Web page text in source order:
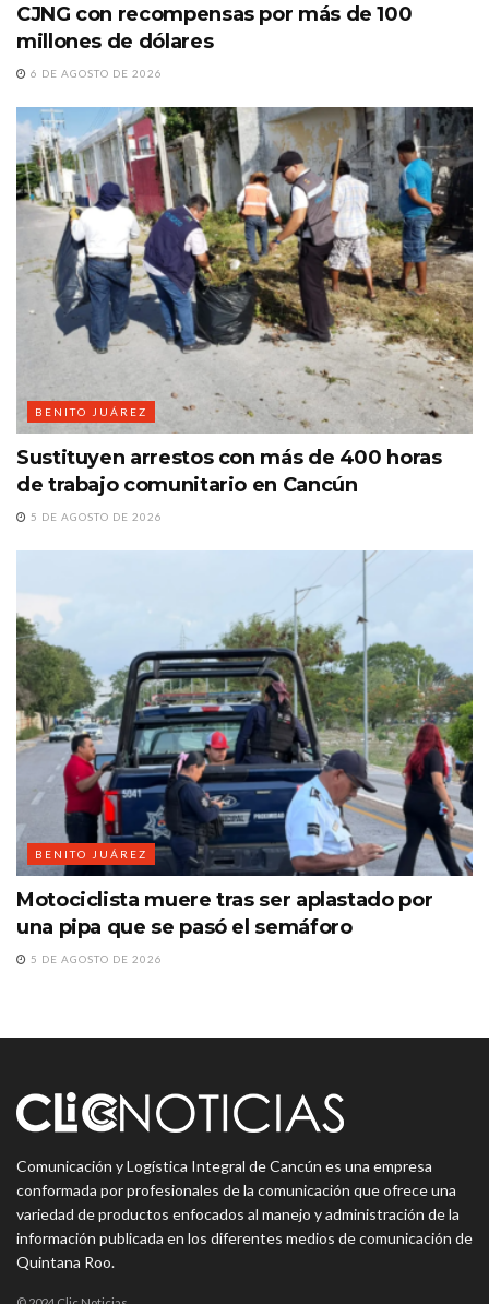
CJNG con recompensas por más de 100
millones de dólares
6 DE AGOSTO DE 2026
BENITO JUÁREZ
Sustituyen arrestos con más de 400 horas
de trabajo comunitario en Cancún
5 DE AGOSTO DE 2026
BENITO JUÁREZ
Motociclista muere tras ser aplastado por
una pipa que se pasó el semáforo
5 DE AGOSTO DE 2026
Comunicación y Logística Integral de Cancún es una empresa
conformada por profesionales de la comunicación que ofrece una
variedad de productos enfocados al manejo y administración de la
información publicada en los diferentes medios de comunicación de
Quintana Roo.